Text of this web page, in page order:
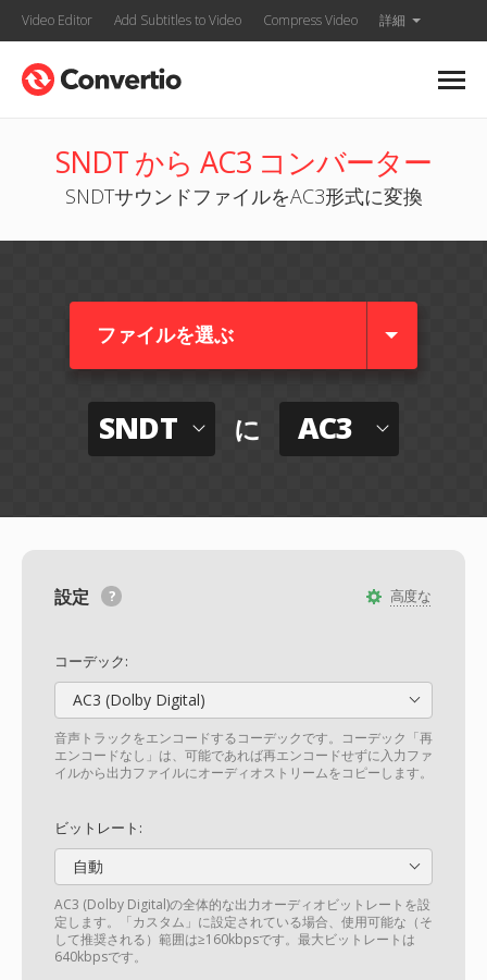
Video Editor Add Subtitles to Video Compress Video 詳細
SNDT から AC3 コンバーター
SNDTサウンドファイルをAC3形式に変換
ファイルを選ぶ
SNDT に AC3
高度な
設定
コーデック:
AC3 (Dolby Digital)
音声トラックをエンコードするコーデックです。コーデック「再
エンコードなし」は、可能であれば再エンコードせずに入力ファ
イルから出力ファイルにオーディオストリームをコピーします。
ビットレート:
自動
AC3 (Dolby Digital)の全体的な出力オーディオビットレートを設
定します。「カスタム」に設定されている場合、使用可能な（そ
して推奨される）範囲は≥160kbpsです。最大ビットレートは
640kbpsです。